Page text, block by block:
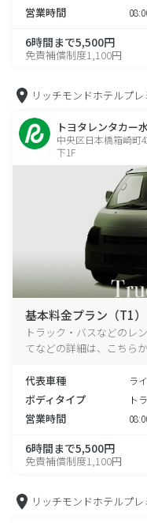
営業時間
6時間まで5,500円
免責補償制度1,100円
リッチモンドホテルプ
トヨタレンタカー
中央区日本橋箱崎町
下1F
基本料金プラン（T1）
トラック・バスなどのレ
てなどの詳細は、こちら
代表車種 ラ
ボディタイプ ト
営業時間
6時間まで5,500円
免責補償制度1,100円
リッチモンドホテルプ